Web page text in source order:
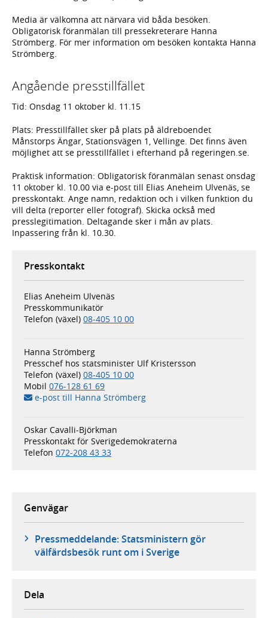
Media är välkomna att närvara vid båda besöken.
Obligatorisk föranmälan till pressekreterare Hanna
Strömberg. För mer information om besöken kontakta Hanna
Strömberg.
Angående presstillfället
Tid: Onsdag 11 oktober kl. 11.15
Plats: Presstillfället sker på plats på äldreboendet
Månstorps Ängar, Stationsvägen 1, Vellinge. Det finns även
möjlighet att se presstillfället i efterhand på regeringen.se.
Praktisk information: Obligatorisk föranmälan senast onsdag
11 oktober kl. 10.00 via e-post till Elias Aneheim Ulvenäs, se
presskontakt. Ange namn, redaktion och i vilken funktion du
vill delta (reporter eller fotograf). Skicka också med
presslegitimation. Deltagande sker i mån av plats.
Inpassering från kl. 10.30.
Presskontakt
Elias Aneheim Ulvenäs
Presskommunikatör
Telefon (växel) 08-405 10 00
Hanna Strömberg
Presschef hos statsminister Ulf Kristersson
Telefon (växel) 08-405 10 00
Mobil 076-128 61 69
e-post till Hanna Strömberg
Oskar Cavalli-Björkman
Presskontakt för Sverigedemokraterna
Telefon 072-208 43 33
Genvägar
Pressmeddelande: Statsministern gör
välfärdsbesök runt om i Sverige
Dela